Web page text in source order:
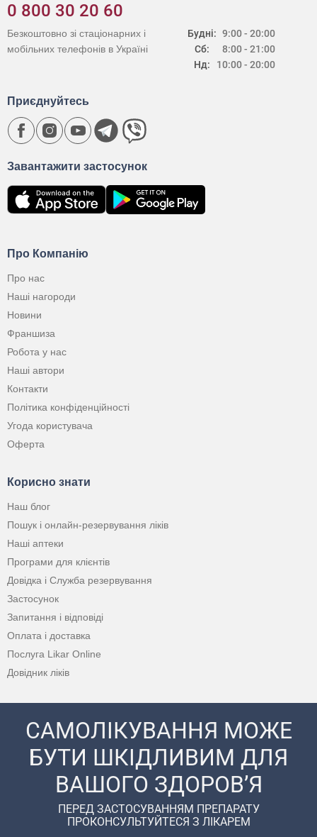
0 800 30 20 60
Будні:
Сб:
Нд:
9:00 - 20:00
8:00 - 21:00
10:00 - 20:00
Безкоштовно зі стаціонарних і
мобільних телефонів в Україні
Про Компанію
Про нас
Наші нагороди
Новини
Франшиза
Робота у нас
Наші автори
Контакти
Політика конфіденційності
Угода користувача
Оферта
Корисно знати
Наш блог
Пошук і онлайн-резервування ліків
Наші аптеки
Програми для клієнтів
Довідка і Служба резервування
Застосунок
Запитання і відповіді
Оплата і доставка
Послуга Likar Online
Довідник ліків
Завантажити застосунок
Приєднуйтесь
САМОЛІКУВАННЯ МОЖЕ
БУТИ ШКІДЛИВИМ ДЛЯ
ВАШОГО ЗДОРОВ’Я
ПЕРЕД ЗАСТОСУВАННЯМ ПРЕПАРАТУ
ПРОКОНСУЛЬТУЙТЕСЯ З ЛІКАРЕМ